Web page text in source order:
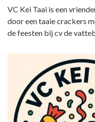
VC Kei Taai is een
door een taaie crackers
de feesten bij cv de